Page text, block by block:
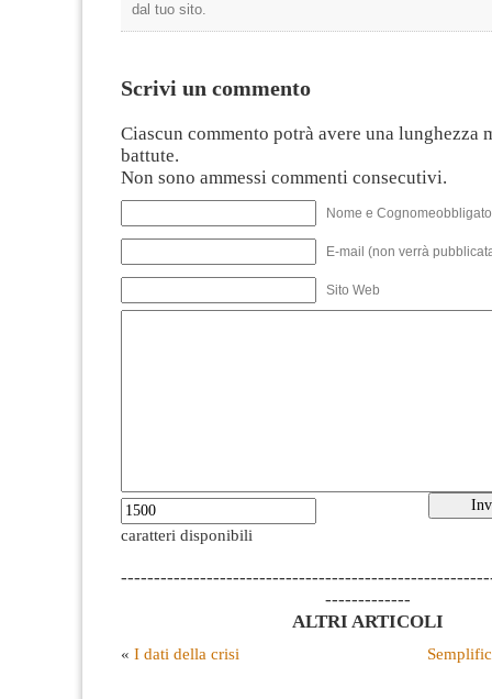
dal tuo sito.
Scrivi un commento
Ciascun commento potrà avere una lunghezza
battute.
Non sono ammessi commenti consecutivi.
Nome e
E-mail (non verrà
Sito Web
caratteri disponibili
-------------
ALTRI ARTICOLI
« I dati della crisi